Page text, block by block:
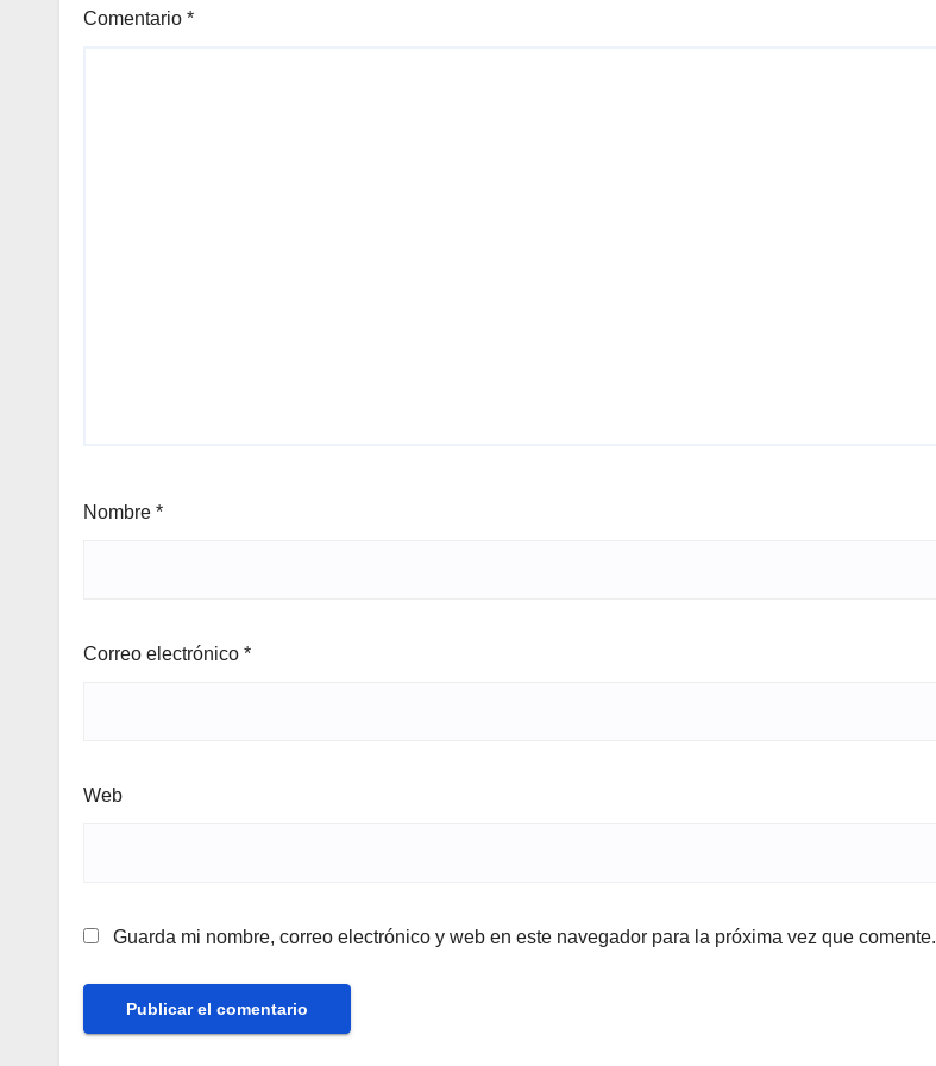
Comentario *
Nombre *
Correo electrónico *
Web
Guarda mi nombre, correo electrónico y web en este navegador para la próxima vez que comente.